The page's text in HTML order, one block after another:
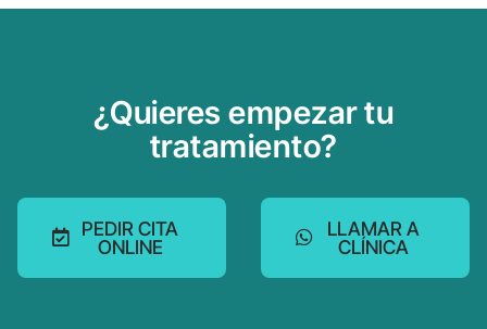
¿Quieres empezar tu
tratamiento?
PEDIR CITA
ONLINE
LLAMAR A
CLÍNICA